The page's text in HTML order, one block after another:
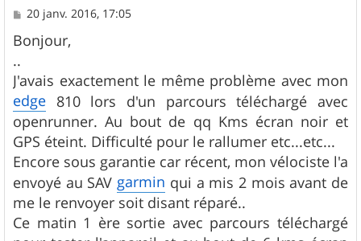
M
s
s
g
e
20 janv. 2016, 17:05
Bonjour,
..
J'avais exactement le même problème avec mon
edge 810 lors d'un parcours téléchargé avec
openrunner. Au bout de qq Kms écran noir et
GPS éteint. Difficulté pour le rallumer etc...etc...
Encore sous garantie car récent, mon vélociste l'a
envoyé au SAVgarmin qui a mis 2 mois avant de
me le renvoyer soit disant réparé..
Ce matin 1 ère sortie avec parcours téléchargé